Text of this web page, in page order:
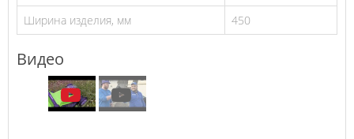
Ширина изделия, мм
450
Видео